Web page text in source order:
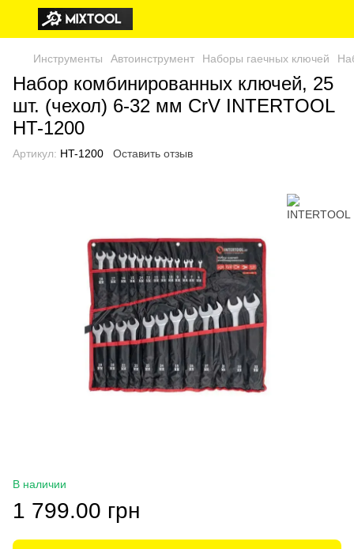
Инструменты Автоинструмент Наборы гаечных ключей
Набор комбинированных ключей, 25
шт. (чехол) 6-32 мм CrV INTERTOOL
HT-1200
Артикул: HT-1200 Оставить отзыв
В наличии
1 799.00 грн